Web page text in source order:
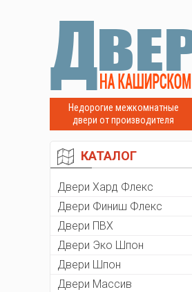
Недорогие межкомнатные
двери от производителя
КАТАЛОГ
Двери Хард Флекс
Двери Финиш Флекс
Двери ПВХ
Двери Эко Шпон
Двери Шпон
Двери Массив